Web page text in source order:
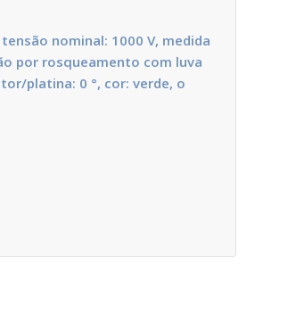
nominal: 1000 V, medida
por rosqueamento com luva
platina: 0 °, cor: verde, o